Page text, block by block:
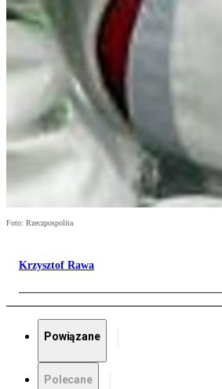
Foto: Rzeczpospolita
Krzysztof Rawa
Powiązane
Polecane